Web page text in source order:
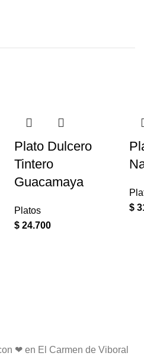
Plato Dulcero
Tintero
Guacamaya
Platos
$ 24.700
$
❤ en El Carmen de Viboral